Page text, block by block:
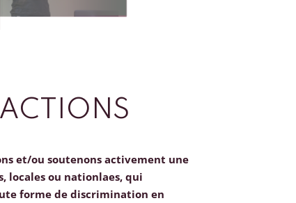
et/ou soutenons activement une
locales ou nationlaes, qui
forme de discrimination en